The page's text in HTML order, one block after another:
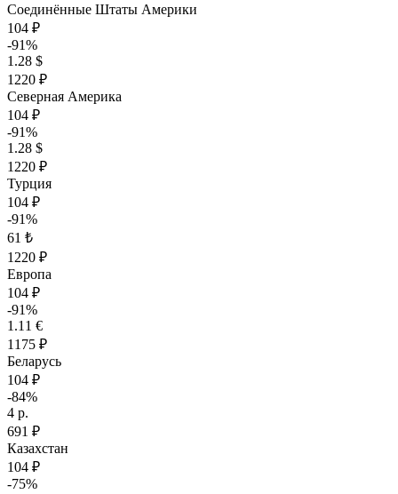
Соединённые Штаты Америки
104 ₽
-91%
1.28 $
1220 ₽
Северная Америка
104 ₽
-91%
1.28 $
1220 ₽
Турция
104 ₽
-91%
61 ₺
1220 ₽
Европа
104 ₽
-91%
1.11 €
1175 ₽
Беларусь
104 ₽
-84%
4 р.
691 ₽
Казахстан
104 ₽
-75%